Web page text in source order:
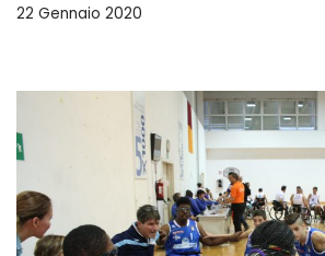
22 Gennaio 2020